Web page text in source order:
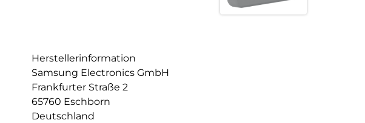
Herstellerinformation
Samsung Electronics GmbH
Frankfurter Straße 2
65760 Eschborn
Deutschland